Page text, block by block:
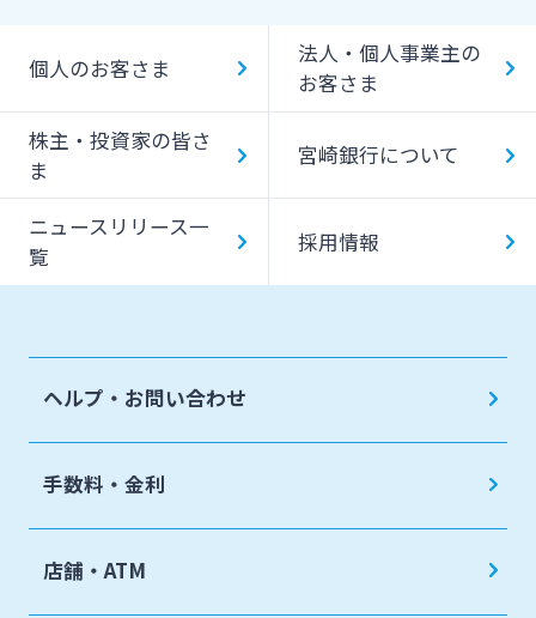
みやぎん「でんさいサービス」
変更届出書作成サービス
代金回収サービス
ペイジー口座振替受付サービス
キャッシュレス決済サービス
インターネット口座振替受付サービス
てきぱきパソコンサービス
みやぎん電子交付サービス
みやぎん Big Advance
ビジネスマッチング
SDGs宣言企業紹介
地域密着型支援
海外進出支援
みやぎんビジネスローンプラザ
個人のお客さま
法人・個人事業主の
お客さま
株主・投資家の皆さ
ま
宮崎銀行について
ニュースリリース一
覧
採用情報
ヘルプ・お問い合わせ
手数料・金利
店舗・ATM